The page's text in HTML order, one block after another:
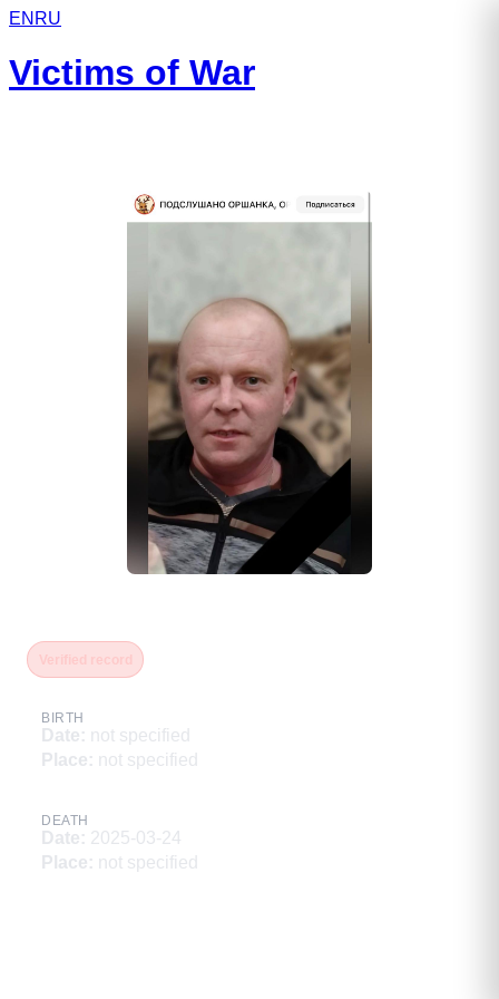
EN RU
Victims of War
BIRTH
Date: not specified
Place: not specified
DEATH
Date: 2025-03-24
Place: not specified